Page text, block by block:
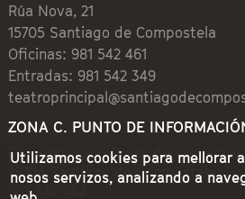
Rúa Nova, 21
15705 Santiago de Compostela
Oficinas: 981 542 461
Entradas: 981 542 349
ZONA C. PUNTO DE
Preguntoiro, 1 (Praza de Cervantes)
15704 Santiago de Compostela
981 542 462
Utilizamos cookies para mellorar
nosos servizos, analizando a